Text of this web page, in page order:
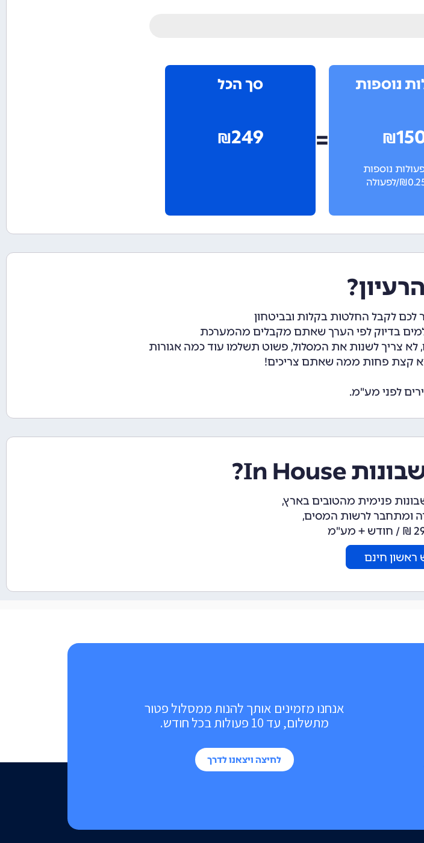
אנחנו מזמינים אותך להנות ממסלול פטור
מתשלום, עד 10 פעולות בכל חודש.
לחיצה ויצאנו לדרך